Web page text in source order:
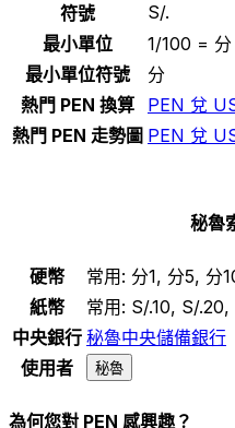
符號
S/.
最小單位
1/100 = 分
最小單位符號
分
熱門 PEN 換算
PEN 兌
熱門 PEN 走勢圖 PEN 兌
秘魯
硬幣 常用: 分1, 分5, 分
紙幣
常用: S/.10, S/
中央銀行 秘魯中央儲備銀行
使用者
秘魯
為何您對 PEN 感興趣？